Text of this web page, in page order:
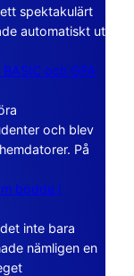
spektakulärt
automatiskt ut
och GFA
och blev
På
bodde i
inte bara
nämligen en